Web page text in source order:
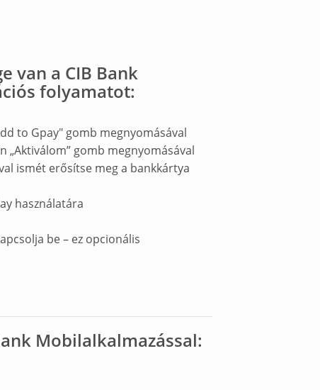
van a CIB Bank
folyamatot:
to Gpay" gomb megnyomásával
gomb megnyomásával
ismét erősítse meg a bankkártya
használatára
be – ez opcionális
Mobilalkalmazással: